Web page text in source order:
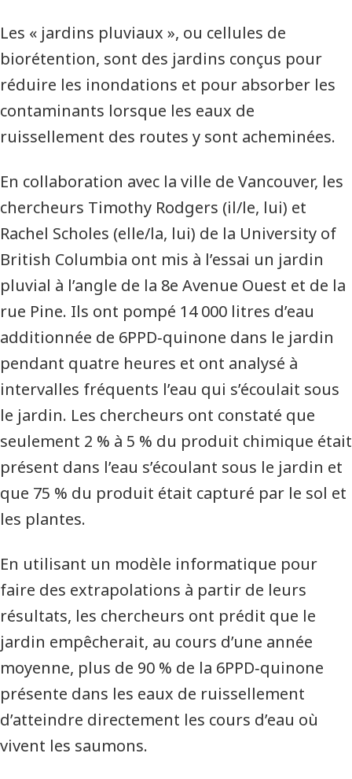
Les « jardins pluviaux », ou cellules de
biorétention, sont des jardins conçus pour
réduire les inondations et pour absorber les
contaminants lorsque les eaux de
ruissellement des routes y sont acheminées.
En collaboration avec la ville de Vancouver, les
chercheurs Timothy Rodgers (il/le, lui) et
Rachel Scholes (elle/la, lui) de la University of
British Columbia ont mis à l’essai un jardin
pluvial à l’angle de la 8e Avenue Ouest et de la
rue Pine. Ils ont pompé 14 000 litres d’eau
additionnée de 6PPD‑quinone dans le jardin
pendant quatre heures et ont analysé à
intervalles fréquents l’eau qui s’écoulait sous
le jardin. Les chercheurs ont constaté que
seulement 2 % à 5 % du produit chimique était
présent dans l’eau s’écoulant sous le jardin et
que 75 % du produit était capturé par le sol et
les plantes.
En utilisant un modèle informatique pour
faire des extrapolations à partir de leurs
résultats, les chercheurs ont prédit que le
jardin empêcherait, au cours d’une année
moyenne, plus de 90 % de la 6PPD‑quinone
présente dans les eaux de ruissellement
d’atteindre directement les cours d’eau où
vivent les saumons.